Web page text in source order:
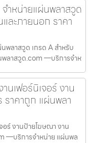
ำหน่ายแผ่นพลาสวูด
ละภายนอก ราคา
พลาสวูด เกรด A สำหรับ
พลาสวูด.com —บริการจำห
นเฟอร์นิเจอร์ งาน
าคาถูก แผ่นพลา
ร์ งานป้ายโฆษณา งาน
—บริการจำหน่าย แผ่นพล